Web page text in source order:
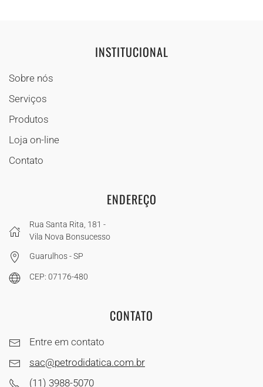
INSTITUCIONAL
Sobre nós
Serviços
Produtos
Loja on-line
Contato
ENDEREÇO
Rua Santa Rita, 181 -
Vila Nova Bonsucesso
Guarulhos - SP
CEP: 07176-480
CONTATO
Entre em contato
sac@petrodidatica.com.br
(11) 3988-5070